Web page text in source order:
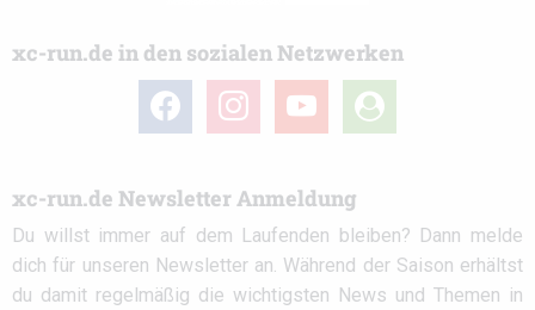
xc-run.de in den sozialen Netzwerken
facebook instagramyoutube
user-
circle
xc-run.de Newsletter Anmeldung
Du willst immer auf dem Laufenden bleiben? Dann melde
dich für unseren Newsletter an. Während der Saison erhältst
du damit regelmäßig die wichtigsten News und Themen in